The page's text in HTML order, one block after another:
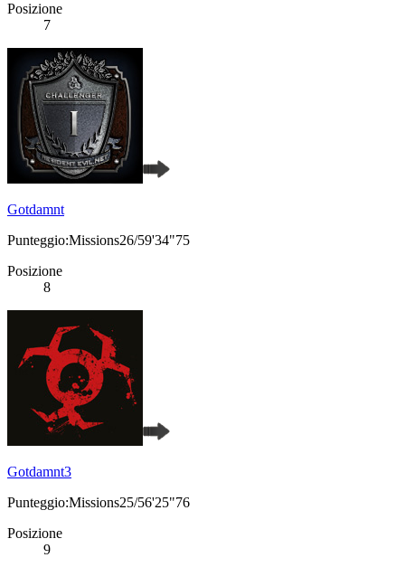
Posizione
7
Gotdamnt
Punteggio:Missions26/59'34"75
Posizione
8
Gotdamnt3
Punteggio:Missions25/56'25"76
Posizione
9